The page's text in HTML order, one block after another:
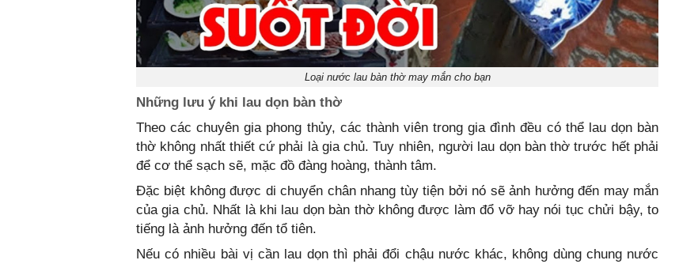
Loại nước lau bàn thờ may mắn cho bạn
Những lưu ý khi lau dọn bàn thờ
Theo các chuyên gia phong thủy, các thành viên trong gia đình đều có thể lau dọn bàn
thờ không nhất thiết cứ phải là gia chủ. Tuy nhiên, người lau dọn bàn thờ trước hết phải
để cơ thể sạch sẽ, mặc đồ đàng hoàng, thành tâm.
Đặc biệt không được di chuyển chân nhang tùy tiện bởi nó sẽ ảnh hưởng đến may mắn
của gia chủ. Nhất là khi lau dọn bàn thờ không được làm đổ vỡ hay nói tục chửi bậy, to
tiếng là ảnh hưởng đến tổ tiên.
Nếu có nhiều bài vị cần lau dọn thì phải đổi chậu nước khác, không dùng chung nước